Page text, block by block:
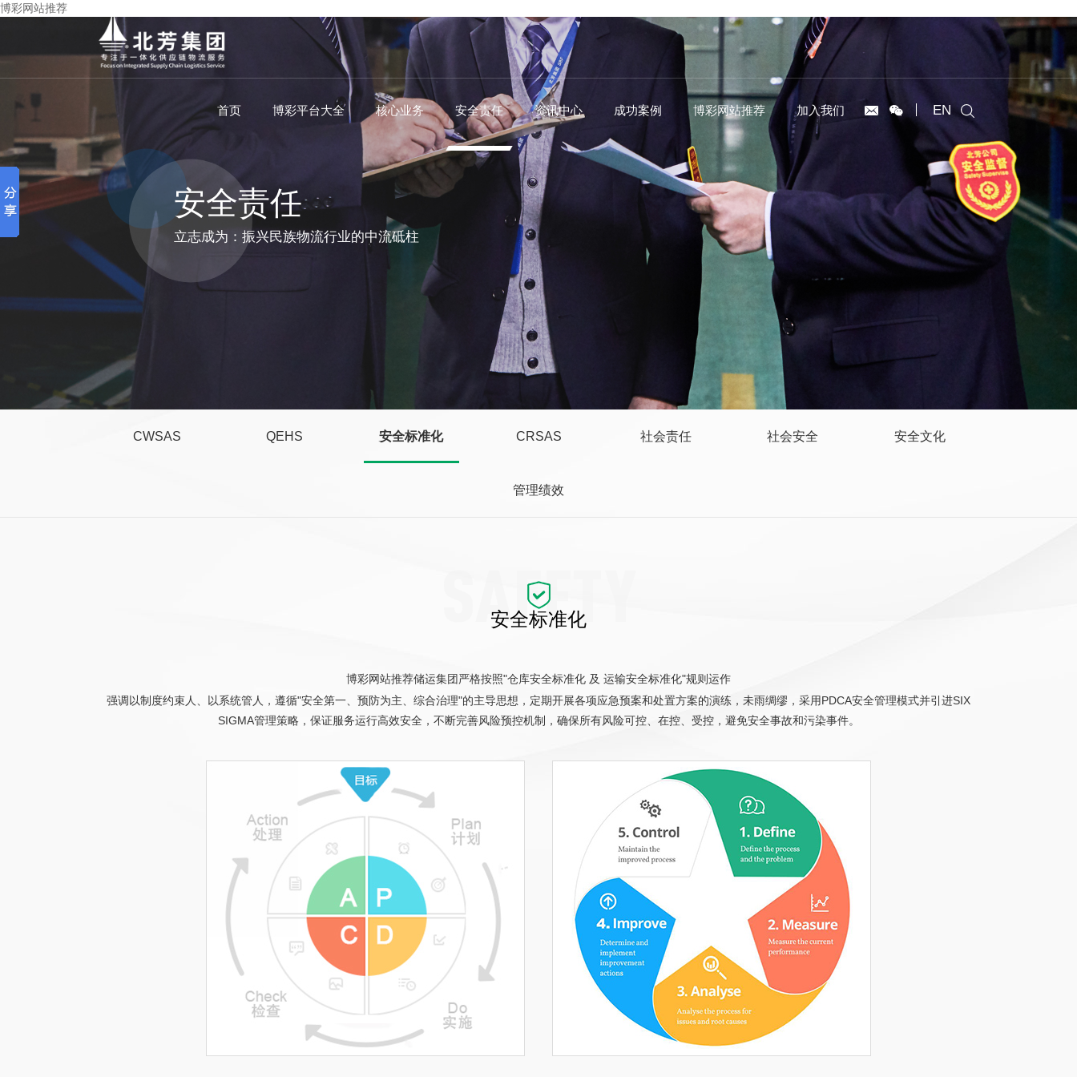
博彩网站推荐
EN
首页 博彩平台大全 核心业务 安全责任 资讯中心 成功案例 博彩网站推荐 加入我们
安全责任
立志成为：振兴民族物流行业的中流砥柱
CWSAS QEHS 安全标准化 CRSAS 社会责任 社会安全 安全文化
管理绩效
安全标准化
SAFETY
博彩网站推荐储运集团严格按照"仓库安全标准化 及 运输安全标准化"规则运作
强调以制度约束人、以系统管人，遵循"安全第一、预防为主、综合治理"的主导思想，定期开展各项应急预案和处置方案的演练，未雨绸缪，采用PDCA安全管理模式并引进SIX
SIGMA管理策略，保证服务运行高效安全，不断完善风险预控机制，确保所有风险可控、在控、受控，避免安全事故和污染事件。